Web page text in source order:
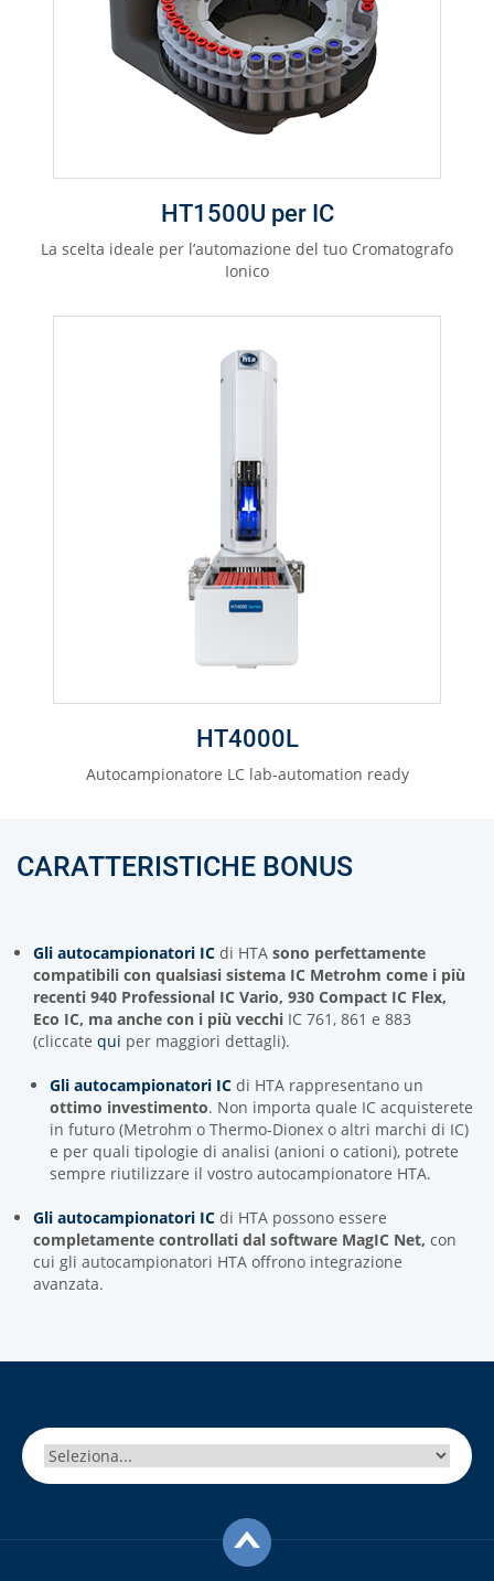
HT1500U per IC
La scelta ideale per l’automazione del tuo Cromatografo
Ionico
HT4000L
Autocampionatore LC lab-automation ready
CARATTERISTICHE BONUS
Gli autocampionatori IC di HTA sono perfettamente
compatibili con qualsiasi sistema IC Metrohm come i più
recenti 940 Professional IC Vario, 930 Compact IC Flex,
Eco IC, ma anche con i più vecchi IC 761, 861 e 883
(cliccate qui per maggiori dettagli).
Gli autocampionatori IC di HTA rappresentano un
ottimo investimento. Non importa quale IC acquisterete
in futuro (Metrohm o Thermo-Dionex o altri marchi di IC)
e per quali tipologie di analisi (anioni o cationi), potrete
sempre riutilizzare il vostro autocampionatore HTA.
Gli autocampionatori IC di HTA possono essere
completamente controllati dal software MagIC Net, con
cui gli autocampionatori HTA offrono integrazione
avanzata.